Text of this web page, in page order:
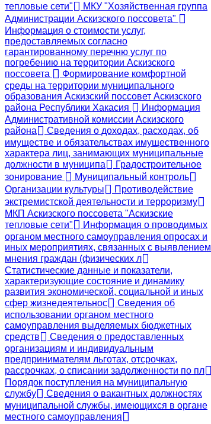
тепловые сети"
МКУ "Хозяйственная группа
Администрации Аскизского поссовета"
Информация о стоимости услуг,
предоставляемых согласно
гарантированному перечню услуг по
погребению на территории Аскизского
поссовета
Формирование комфортной
среды на территории муниципального
образования Аскизский поссовет Аскизского
района Республики Хакасия
Информация
Административной комиссии Аскизского
района
Сведения о доходах, расходах, об
имуществе и обязательствах имущественного
характера лиц, занимающих муниципальные
должности в муниципа
Градостроительное
зонирование
Муниципальный контроль
Организации культуры
Противодействие
экстремистской деятельности и терроризму
МКП Аскизского поссовета "Аскизские
тепловые сети"
Информация о проводимых
органом местного самоуправления опросах и
иных мероприятиях, связанных с выявлением
мнения граждан (физических л
Статистические данные и показатели,
характеризующие состояние и динамику
развития экономической, социальной и иных
сфер жизнедеятельнос
Сведения об
использовании органом местного
самоуправления выделяемых бюджетных
средств
Сведения о предоставленных
организациям и индивидуальным
предпринимателям льготах, отсрочках,
рассрочках, о списании задолженности по пл
Порядок поступления на муниципальную
службу
Сведения о вакантных должностях
муниципальной службы, имеющихся в органе
местного самоуправления